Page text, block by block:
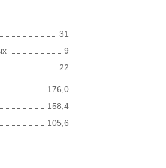
31
9
22
176,0
158,4
105,6